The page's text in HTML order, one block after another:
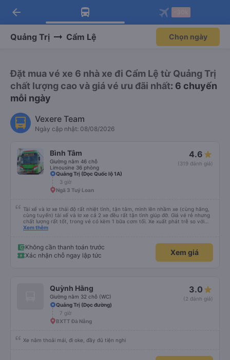
Tải app Vexere ngay!
Nhận ưu đãi thành viên độc
Mở app
Tải app Vexere
-30k/ghế khi đặt vé máy bay qua
Mở app
arrow_back
Quảng Trị Cẩm Lệ Chọn ngày
Đặt mua vé xe 6 nhà xe đi Cẩm Lệ từ Quảng Trị
chất lượng cao và giá vé ưu đãi nhất: 6 chuyến
mỗi ngày
Vexere Team
Ngày cập nhật: 08/08/2026
Bình Tâm
Giường nằm 46 chỗ
Limousine 36 phòng
4.6
(319 đánh giá)
Quảng Trị (Dọc Quốc lộ 1A)
3 giờ
Ngã 3 Tuý Loan
Tài xế và lơ xe thái độ rất nhiệt tình, tận tâm, mình lên nhầm xe (cùng hãng,
cùng tuyến) tài xế và lơ xe cả 2 xe đều rất tận tình giúp đỡ. Giá vé rẻ nhưng
chất lượng rất tốt, trong vé có kèm 1 bữa cơm tối. Xe xuất phát trễ so với
trên app 45p, nhưng do bão nên trời mưa rất to, có thể thông cảm được.
Xem thêm
Không cần thanh toán trước
Xác nhận chỗ ngay lập tức
Xem giá
Quỳnh Hằng
Giường nằm 32 chỗ (WC)
3.0
(2 đánh giá)
Quảng Trị (Dọc đường)
7 giờ
BXTT Đà Nẵng
Xe nằm thoải mái, đi oke, đầy đủ tiện nghi